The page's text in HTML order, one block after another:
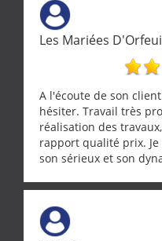
Les Mariées
A l'écoute de son
hésiter. Travail très
réalisation des
rapport qualité prix.
son sérieux et son